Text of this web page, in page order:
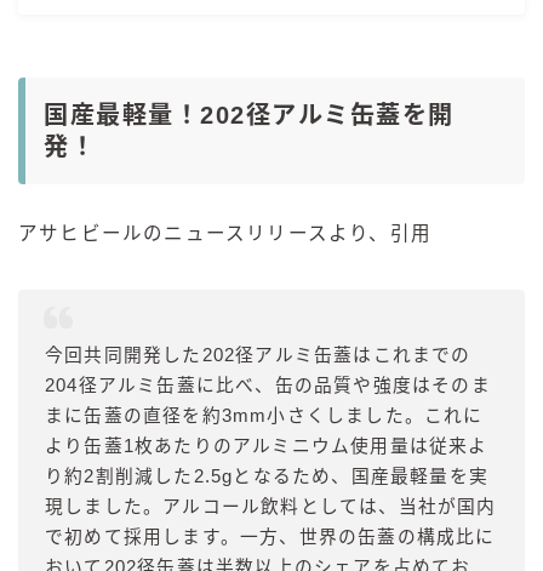
運営者情報
国産最軽量！202径アルミ缶蓋を開
発！
アサヒビールのニュースリリースより、引用
今回共同開発した202径アルミ缶蓋はこれまでの
204径アルミ缶蓋に比べ、缶の品質や強度はそのま
まに缶蓋の直径を約3mm小さくしました。これに
より缶蓋1枚あたりのアルミニウム使用量は従来よ
り約2割削減した2.5gとなるため、国産最軽量を実
現しました。アルコール飲料としては、当社が国内
で初めて採用します。一方、世界の缶蓋の構成比に